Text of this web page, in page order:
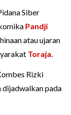
Siber
Pandji
atau ujaran
Toraja.
Rizki
dijadwalkan pada